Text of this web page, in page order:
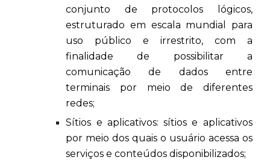
conjunto de protocolos lógicos,
estruturado em escala mundial para
uso público e irrestrito, com a
finalidade de possibilitar a
comunicação de dados entre
terminais por meio de diferentes
redes;
Sítios e aplicativos: sítios e aplicativos
por meio dos quais o usuário acessa os
serviços e conteúdos disponibilizados;